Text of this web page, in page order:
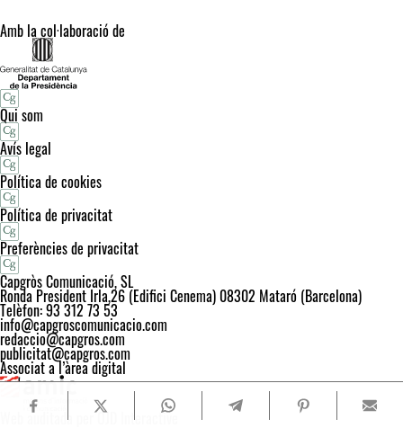
Amb la col·laboració de
Qui som
Avís legal
Política de cookies
Política de privacitat
Preferències de privacitat
Capgròs Comunicació, SL
Ronda President Irla,26 (Edifici Cenema) 08302 Mataró (Barcelona)
Telèfon: 93 312 73 53
info@capgroscomunicacio.com
redaccio@capgros.com
publicitat@capgros.com
Associat a l’àrea digital
Web auditada per OJD Interactive